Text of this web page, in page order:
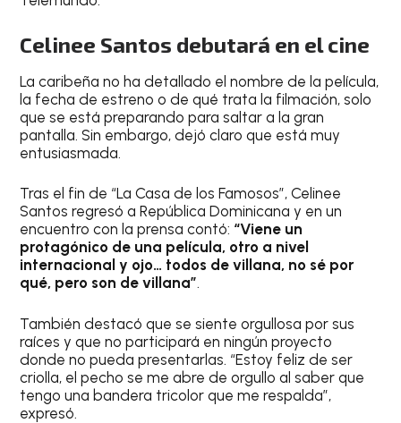
Celinee Santos debutará en el cine
La caribeña no ha detallado el nombre de la película,
la fecha de estreno o de qué trata la filmación, solo
que se está preparando para saltar a la gran
pantalla. Sin embargo, dejó claro que está muy
entusiasmada.
Tras el fin de “La Casa de los Famosos”, Celinee
Santos regresó a República Dominicana y en un
encuentro con la prensa contó: “Viene un
protagónico de una película, otro a nivel
internacional y ojo… todos de villana, no sé por
qué, pero son de villana”.
También destacó que se siente orgullosa por sus
raíces y que no participará en ningún proyecto
donde no pueda presentarlas. “Estoy feliz de ser
criolla, el pecho se me abre de orgullo al saber que
tengo una bandera tricolor que me respalda”,
expresó.